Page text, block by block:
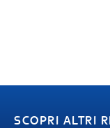
SCOPRI ALTRI